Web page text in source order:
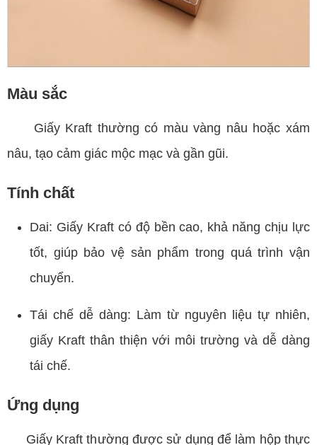
Màu sắc
Giấy Kraft thường có màu vàng nâu hoặc xám
nâu, tạo cảm giác mộc mạc và gần gũi.
Tính chất
Dai: Giấy Kraft có độ bền cao, khả năng chịu lực
tốt, giúp bảo vệ sản phẩm trong quá trình vận
chuyển.
Tái chế dễ dàng: Làm từ nguyên liệu tự nhiên,
giấy Kraft thân thiện với môi trường và dễ dàng
tái chế.
Ứng dụng
Giấy Kraft thường được sử dụng để làm hộp thực